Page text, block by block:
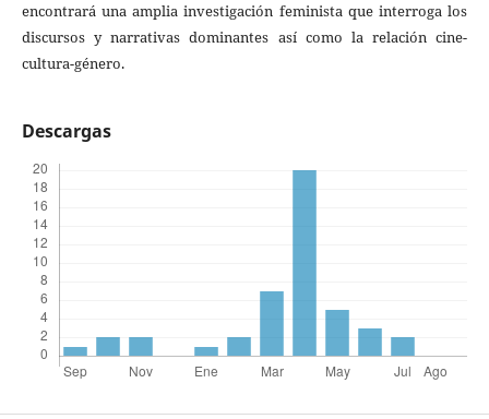
encontrará una amplia investigación feminista que interroga los
discursos y narrativas dominantes así como la relación cine-
cultura-género.
Descargas